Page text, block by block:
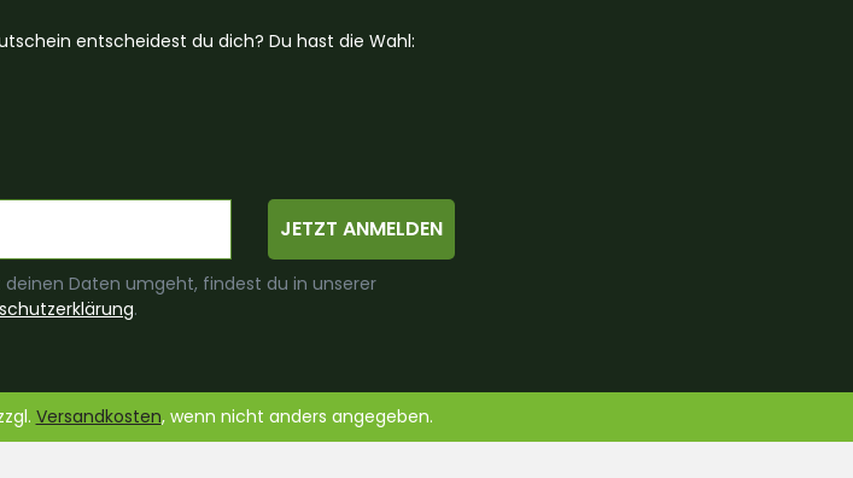
entscheidest du dich? Du hast die Wahl:
JETZT ANMELDEN
Daten umgeht, findest du in unserer
.
Versandkosten, wenn nicht anders angegeben.